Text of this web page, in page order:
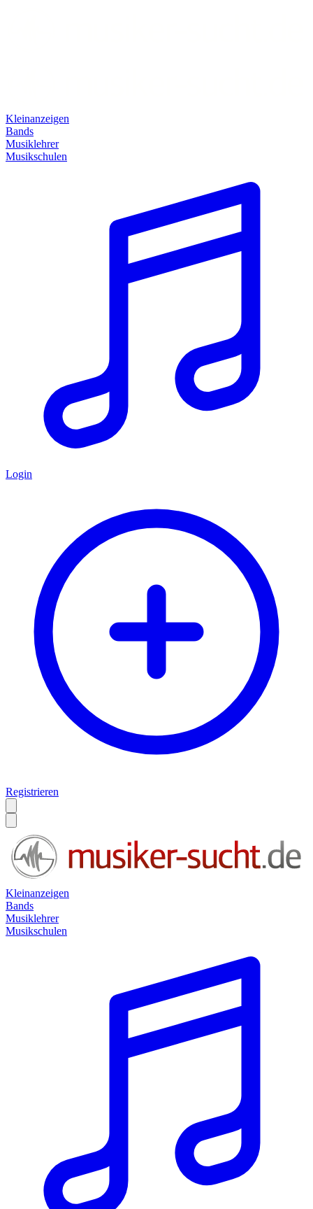
Kleinanzeigen
Bands
Musiklehrer
Musikschulen
Login
Registrieren
Kleinanzeigen
Bands
Musiklehrer
Musikschulen